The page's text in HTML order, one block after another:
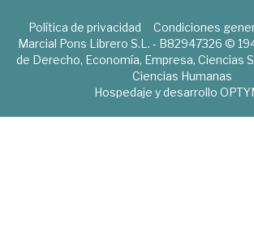
Política de privacidad Condiciones
Marcial Pons Librero S.L. - B82947326 ©
de Derecho, Economía, Empresa, Ciencias
Ciencias Humanas
Hospedaje y desarrollo